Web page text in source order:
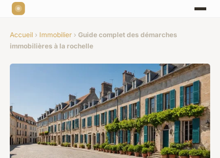
Accueil › Immobilier › Guide complet des démarches
immobilières à la rochelle